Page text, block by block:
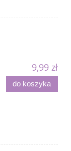
9,99 zł
do koszyka